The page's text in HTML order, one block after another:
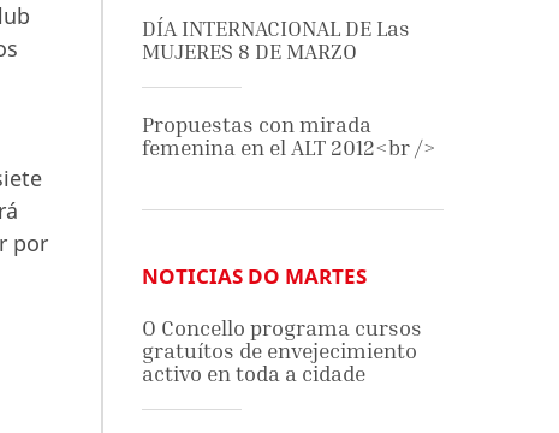
por
DÍA INTERNACIONAL DE Las
MUJERES 8 DE MARZO
Propuestas con mirada
femenina en el ALT 2012<br />
NOTICIAS DO MARTES
O Concello programa cursos
gratuítos de envejecimiento
activo en toda a cidade